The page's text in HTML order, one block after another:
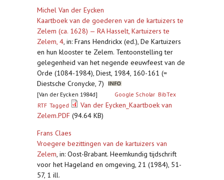
Michel Van der Eycken
Kaartboek van de goederen van de kartuizers te
Zelem (ca. 1628) — RA Hasselt, Kartuizers te
Zelem, 4, in: Frans Hendrickx (ed.), De Kartuizers
en hun klooster te Zelem. Tentoonstelling ter
gelegenheid van het negende eeuwfeest van de
Orde (1084-1984), Diest, 1984, 160-161 (=
Diestsche Cronycke, 7)
[Van der Eycken 1984d] Google Scholar BibTex
RTF Tagged
Van der Eycken_Kaartboek van
Zelem.PDF (94.64 KB)
Frans Claes
Vroegere bezittingen van de kartuizers van
Zelem, in: Oost-Brabant. Heemkundig tijdschrift
voor het Hageland en omgeving, 21 (1984), 51-
57, 1 ill.